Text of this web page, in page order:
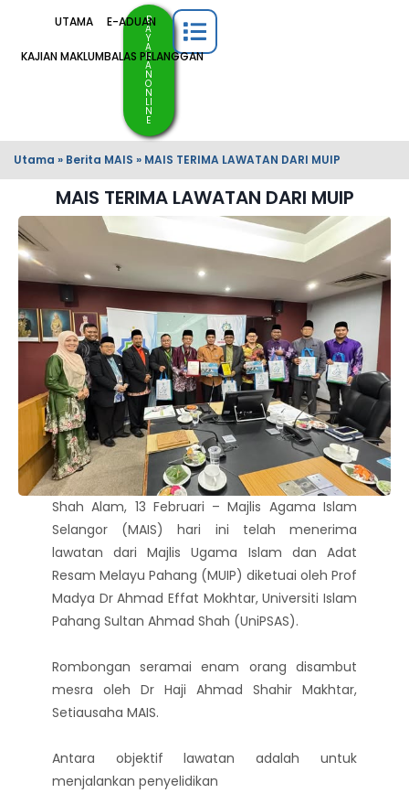
UTAMA E-ADUAN
KAJIAN MAKLUMBALAS PELANGGAN
B
A
Y
A
R
A
N
O
N
LI
N
E
Utama » Berita MAIS » MAIS TERIMA LAWATAN DARI MUIP
MAIS TERIMA LAWATAN DARI MUIP
Shah Alam, 13 Februari – Majlis Agama Islam
Selangor (MAIS) hari ini telah menerima
lawatan dari Majlis Ugama Islam dan Adat
Resam Melayu Pahang (MUIP) diketuai oleh Prof
Madya Dr Ahmad Effat Mokhtar, Universiti Islam
Pahang Sultan Ahmad Shah (UniPSAS).
Rombongan seramai enam orang disambut
mesra oleh Dr Haji Ahmad Shahir Makhtar,
Setiausaha MAIS.
Antara objektif lawatan adalah untuk
menjalankan penyelidikan